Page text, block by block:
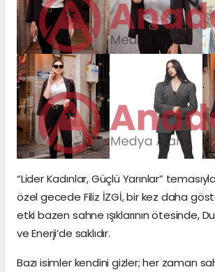
“Lider Kadınlar, Güçlü Yarınlar”
özel gecede Filiz İZGİ, bir kez daha
etki bazen sahne ışıklarının ötesinde,
ve Enerji’de saklıdır.
Bazı isimler kendini gizler; her zaman